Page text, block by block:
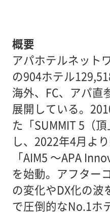
概要
アパホテルネット
の904ホテル
海外、FC、アパ直
展開している。
た「SUMMIT 5（
し、2022年4月よ
「AIM5 ～APA
を始動。アフター
の変化やDX化の波
で圧倒的なNo.1ホ